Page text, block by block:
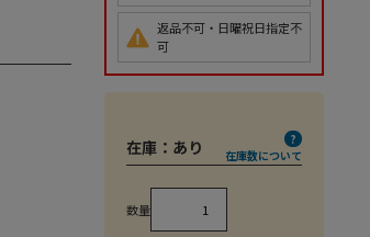
返品不可・日曜祝日指定不
可
在庫： あり 在庫数について
数量